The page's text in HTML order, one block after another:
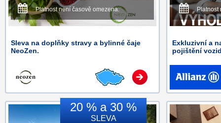
Platnost není časově omezena.
Sleva na doplňky stravy a bylinné čaje
NeoZen.
Platnost
Exkluzivní a
pojištění
20 % a 30 %
SLEVA